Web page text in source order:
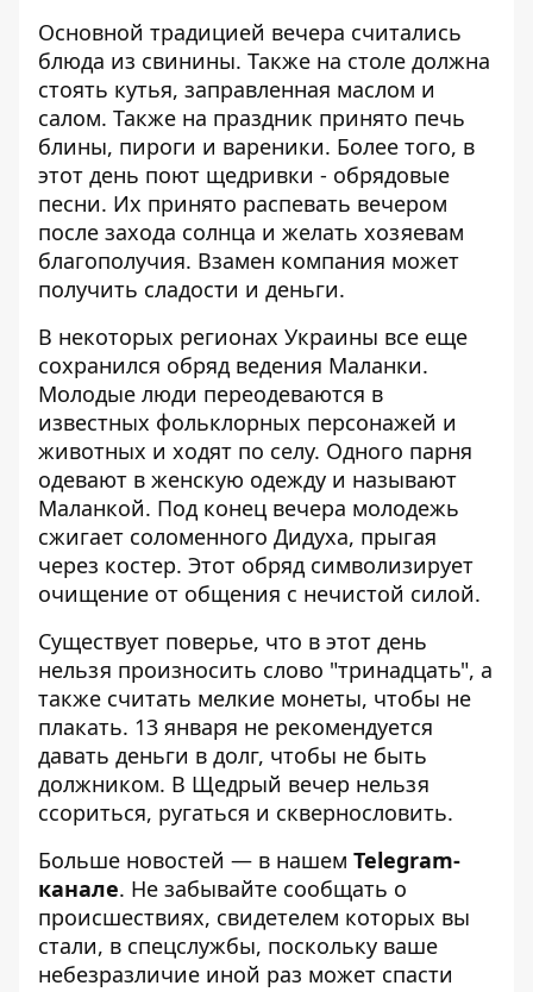
Основной традицией вечера считались
блюда из свинины. Также на столе должна
стоять кутья, заправленная маслом и
салом. Также на праздник принято печь
блины, пироги и вареники. Более того, в
этот день поют щедривки - обрядовые
песни. Их принято распевать вечером
после захода солнца и желать хозяевам
благополучия. Взамен компания может
получить сладости и деньги.
В некоторых регионах Украины все еще
сохранился обряд ведения Маланки.
Молодые люди переодеваются в
известных фольклорных персонажей и
животных и ходят по селу. Одного парня
одевают в женскую одежду и называют
Маланкой. Под конец вечера молодежь
сжигает соломенного Дидуха, прыгая
через костер. Этот обряд символизирует
очищение от общения с нечистой силой.
Существует поверье, что в этот день
нельзя произносить слово "тринадцать", а
также считать мелкие монеты, чтобы не
плакать. 13 января не рекомендуется
давать деньги в долг, чтобы не быть
должником. В Щедрый вечер нельзя
ссориться, ругаться и сквернословить.
Больше новостей — в нашем Telegram-
канале. Не забывайте сообщать о
происшествиях, свидетелем которых вы
стали, в спецслужбы, поскольку ваше
небезразличие иной раз может спасти